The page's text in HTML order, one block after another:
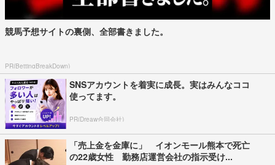
競馬予想サイトの裏側、全部書きました。
PR(BettingBreakDown)
SNSアカウントを着実に成長。実はみんなココ
使ってます。
PR(Dreaw合同会社)
「売上金を金庫に」 イオンモール熊本で死亡
の22歳女性 勤務店運営会社の指示受け...